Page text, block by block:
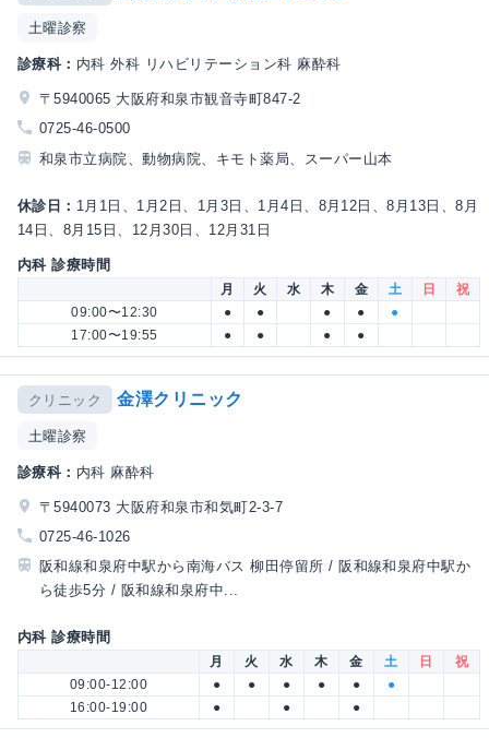
土曜診察
診療科： 内科 外科 リハビリテーション科 麻酔科
〒5940065 大阪府和泉市観音寺町847-2
0725-46-0500
和泉市立病院、動物病院、キモト薬局、スーパー山本
休診日： 1月1日、1月2日、1月3日、1月4日、8月12日、8月13日、8月
14日、8月15日、12月30日、12月31日
内科 診療時間
月 火 水 木 金 土 日
祝
09:00〜12:30
● ● ● ●
●
17:00〜19:55
● ● ● ●
クリニック 金澤クリニック
土曜診察
診療科： 内科 麻酔科
〒5940073 大阪府和泉市和気町2-3-7
0725-46-1026
阪和線和泉府中駅から南海バス 柳田停留所 / 阪和線和泉府中駅か
ら徒歩5分 / 阪和線和泉府中...
内科 診療時間
月 火 水 木 金 土 日
祝
09:00-12:00
● ● ● ● ●
●
16:00-19:00
● ● ●